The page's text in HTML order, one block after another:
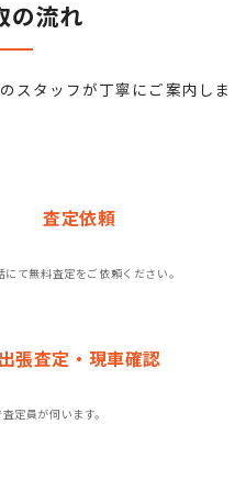
の流れ
スタッフが丁寧にご案内しま
査定依頼
て無料査定をご依頼ください。
出張査定・現車確認
定員が伺います。